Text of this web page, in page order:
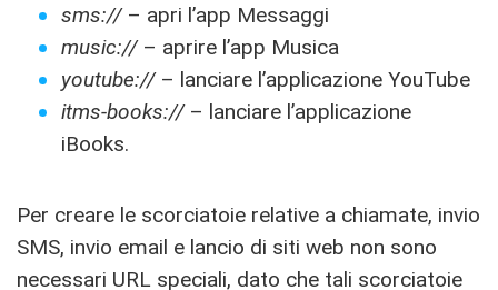
sms://– apri l’app Messaggi
music://– aprire l’app Musica
youtube://– lanciare l’applicazione YouTube
itms-books://– lanciare l’applicazione
iBooks.
Per creare le scorciatoie relative a chiamate, invio
SMS, invio email e lancio di siti web non sono
necessari URL speciali, dato che tali scorciatoie